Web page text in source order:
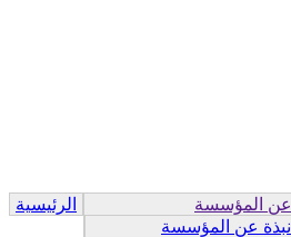
الرئيسية
عن المؤسسة
نبذة عن المؤسسة